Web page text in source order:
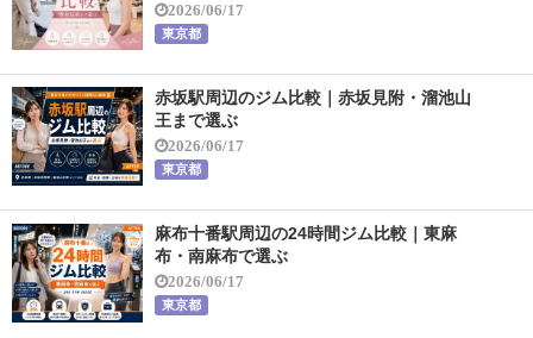
2026/06/17
東京都
赤坂駅周辺のジム比較｜赤坂見附・溜池山
王まで選ぶ
2026/06/17
東京都
麻布十番駅周辺の24時間ジム比較｜東麻
布・南麻布で選ぶ
2026/06/17
東京都